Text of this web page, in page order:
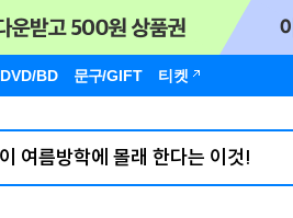
DVD/BD 문구/GIFT 티켓